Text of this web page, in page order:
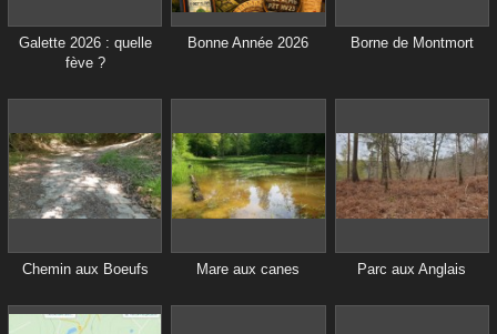
Galette 2026 : quelle
fève ?
Bonne Année 2026 Borne de Montmort
Chemin aux Boeufs Mare aux canes Parc aux Anglais